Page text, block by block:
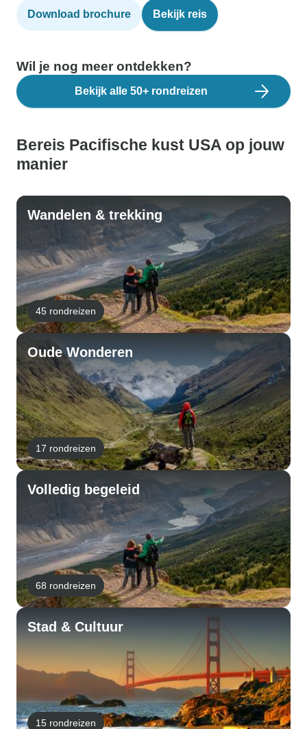
Download brochure Bekijk reis
Wil je nog meer ontdekken?
Bekijk alle 50+ rondreizen
Bereis Pacifische kust USA op jouw
manier
Wandelen & trekking
45 rondreizen
Oude Wonderen
17 rondreizen
Volledig begeleid
68 rondreizen
Stad & Cultuur
15 rondreizen